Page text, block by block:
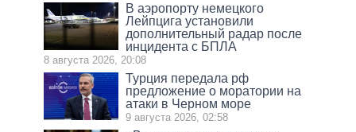
В аэропорту немецкого
Лейпцига установили
дополнительный радар после
инцидента с БПЛА
8 августа 2026, 20:08
Турция передала рф
предложение о моратории на
атаки в Черном море
9 августа 2026, 02:58